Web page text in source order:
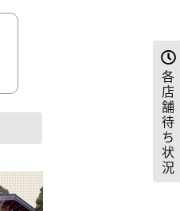
各
店
舗
待
ち
状
況